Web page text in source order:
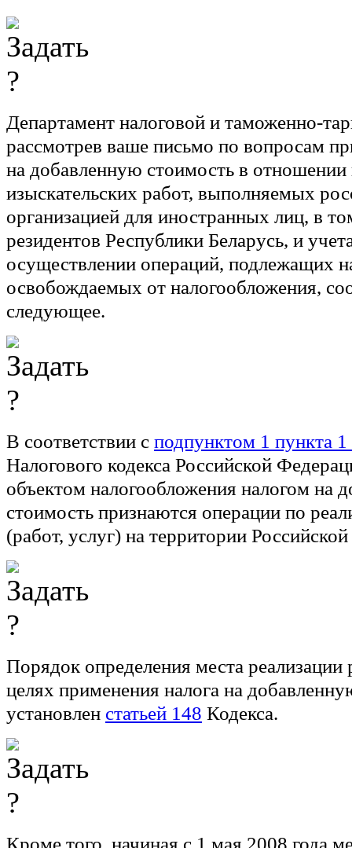
Департамент налоговой и таможенно-
рассмотрев ваше письмо по вопросам
на добавленную стоимость в отношении
изыскательских работ, выполняемых
организацией для иностранных лиц, в
резидентов Республики Беларусь, и
осуществлении операций, подлежащих
освобождаемых от налогообложения,
следующее.
В соответствии с подпунктом 1 пункта 1
Налогового кодекса Российской
объектом налогообложения налогом на
стоимость признаются операции по
(работ, услуг) на территории
Порядок определения места реализации
целях применения налога на
установлен статьей 148 Кодекса.